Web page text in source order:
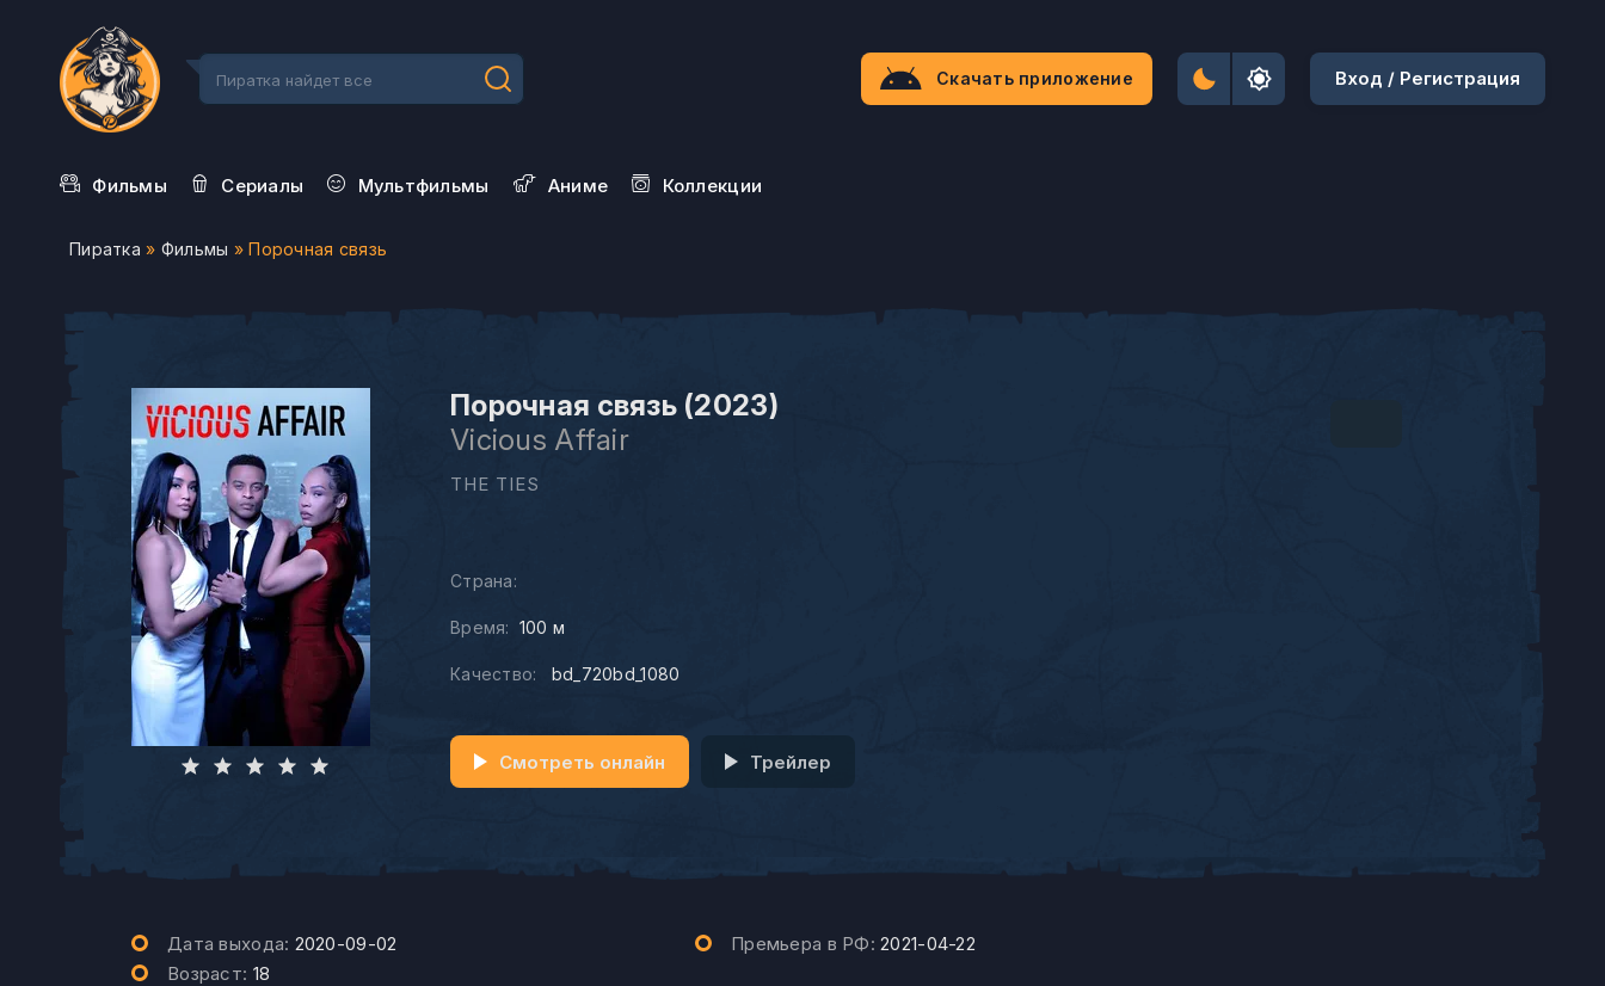
Скачать приложение Вход / Регистрация
Фильмы Сериалы Мультфильмы Aниме Коллекции
Пиратка » Фильмы » Порочная связь
Порочная связь (2023)
Vicious Affair
THE TIES
Страна:
Время: 100 м
Качество: bd_720bd_1080
Смотреть онлайн Трейлер
Дата выхода: 2020-09-02 Премьера в РФ:2021-04-22
Возраст: 18